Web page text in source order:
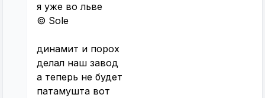
я уже во льве
© Sole
динамит и порох
делал наш завод
а теперь не будет
патамушта вот